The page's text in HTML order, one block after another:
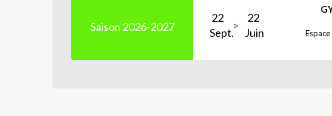
Saison 2026-2027
22
Sept.
22
Juin